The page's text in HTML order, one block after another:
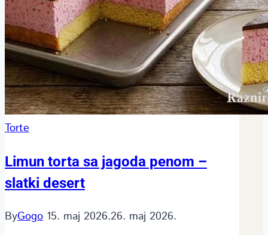
Torte
Limun torta sa jagoda penom –
slatki desert
ByGogo 15. maj 2026.26. maj 2026.